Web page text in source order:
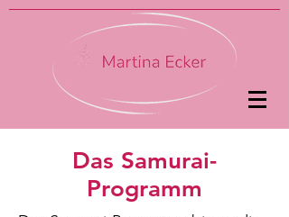
Das Samurai-
Programm